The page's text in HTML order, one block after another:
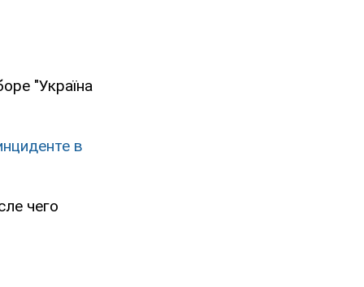
"Україна
в
чего